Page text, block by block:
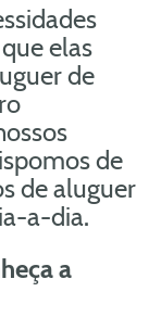
elas
de
de
de aluguer
a-dia.
a